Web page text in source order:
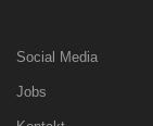
Social Media
Jobs